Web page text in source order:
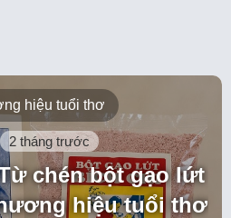
hiệu tuổi thơ
2 tháng trước
chén bột gạo lứt
hiệu tuổi thơ